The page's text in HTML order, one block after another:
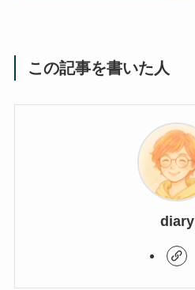
この記事を書いた人
diary